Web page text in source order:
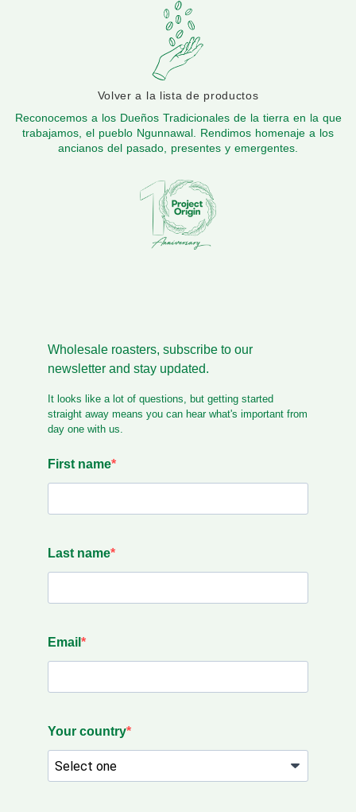
Volver a la lista de productos
Reconocemos a los Dueños Tradicionales de la tierra en la que
trabajamos, el pueblo Ngunnawal. Rendimos homenaje a los
ancianos del pasado, presentes y emergentes.